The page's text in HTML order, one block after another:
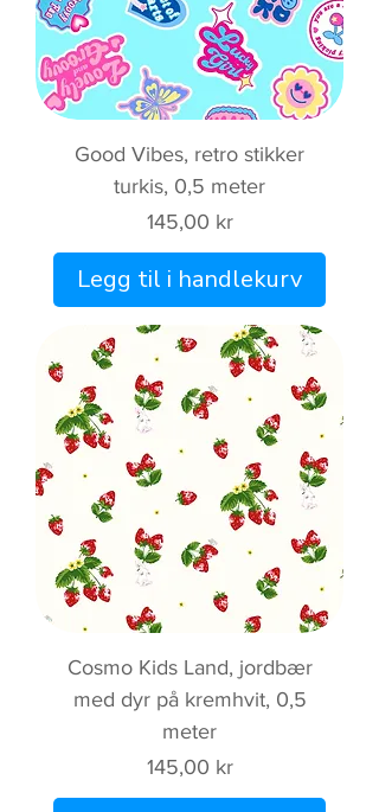
Good Vibes, retro stikker
turkis, 0,5 meter
Pris
145,00 kr
Legg til i handlekurv
Cosmo Kids Land, jordbær
med dyr på kremhvit, 0,5
meter
Pris
145,00 kr